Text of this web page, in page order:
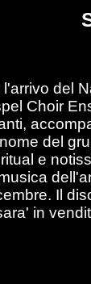
l'arrivo del
Choir
del
e
Il
in